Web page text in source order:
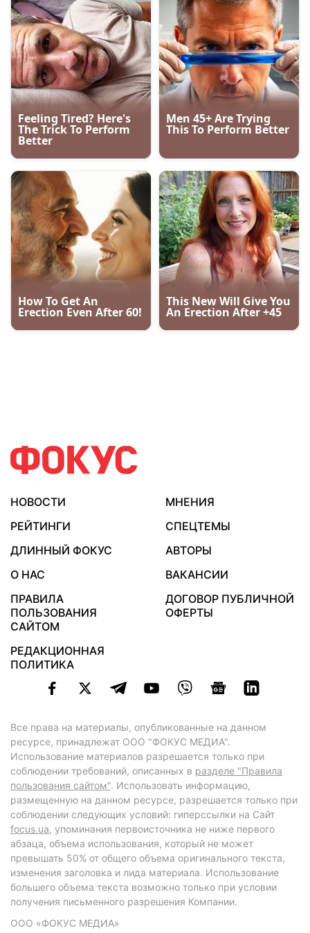
НОВОСТИ
МНЕНИЯ
РЕЙТИНГИ
СПЕЦТЕМЫ
ДЛИННЫЙ ФОКУС
АВТОРЫ
О НАС
ВАКАНСИИ
ПРАВИЛА
ПОЛЬЗОВАНИЯ
САЙТОМ
ДОГОВОР ПУБЛИЧНОЙ
ОФЕРТЫ
РЕДАКЦИОННАЯ
ПОЛИТИКА
Все права на материалы, опубликованные на данном
ресурсе, принадлежат ООО "ФОКУС МЕДИА".
Использование материалов разрешается только при
соблюдении требований, описанных в разделе "Правила
пользования сайтом". Использовать информацию,
размещенную на данном ресурсе, разрешается только при
соблюдении следующих условий: гиперссылки на Сайт
focus.ua, упоминания первоисточника не ниже первого
абзаца, объема использования, который не может
превышать 50% от общего объема оригинального текста,
изменения заголовка и лида материала. Использование
большего объема текста возможно только при условии
получения письменного разрешения Компании.
ООО «ФОКУС МЕДИА»